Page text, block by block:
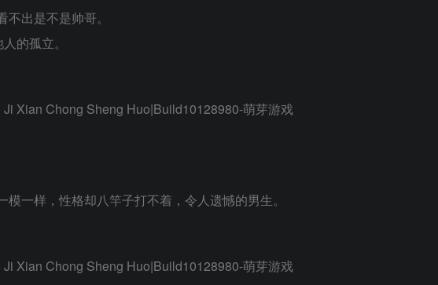
出是不是帅哥。
的孤立。
一样，性格却八竿子打不着，令人遗憾的男生。